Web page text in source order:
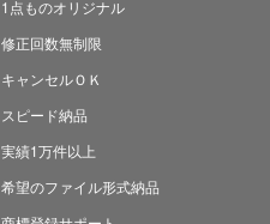
1点ものオリジナル
修正回数無制限
キャンセルＯＫ
スピード納品
実績1万件以上
希望のファイル形式納品